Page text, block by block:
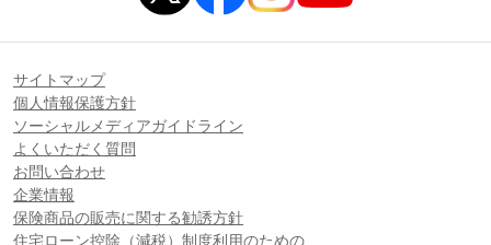
サイトマップ
個人情報保護方針
ソーシャルメディアガイドライン
よくいただく質問
お問い合わせ
企業情報
保険商品の販売に関する勧誘方針
住宅ローン控除（減税）制度利用のための